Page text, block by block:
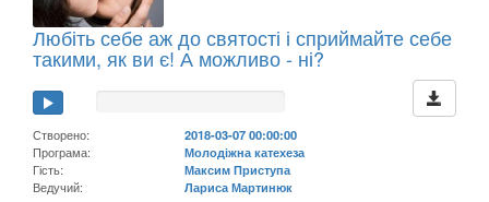
Любіть себе аж до святості і сприймайте себе
такими, як ви є! А можливо - ні?
Створено:
2018-03-07 00:00:00
Програма:
Молодіжна катехеза
Гість:
Максим Приступа
Ведучий:
Лариса Мартинюк